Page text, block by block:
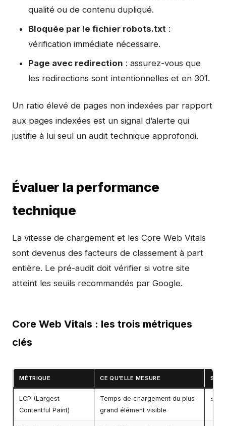
qualité ou de contenu dupliqué.
Bloquée par le fichier robots.txt :
vérification immédiate nécessaire.
Page avec redirection : assurez-vous que
les redirections sont intentionnelles et en 301.
Un ratio élevé de pages non indexées par rapport
aux pages indexées est un signal d’alerte qui
justifie à lui seul un audit technique approfondi.
Évaluer la performance
technique
La vitesse de chargement et les Core Web Vitals
sont devenus des facteurs de classement à part
entière. Le pré-audit doit vérifier si votre site
atteint les seuils recommandés par Google.
Core Web Vitals : les trois métriques
clés
MÉTRIQUE CE QU’ELLE MESURE
LCP (Largest
Contentful Paint)
Temps de chargement du plus
grand élément visible
≤